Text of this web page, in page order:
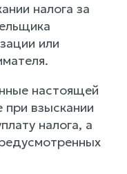
налога за
или
настоящей
при взыскании
налога, а